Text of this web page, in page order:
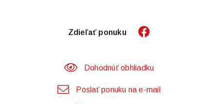
Zdieľať ponuku
Dohodnúť obhliadku
Poslať ponuku na e-mail